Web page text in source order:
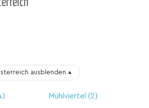
ausblenden ▴
Mühlviertel (2)